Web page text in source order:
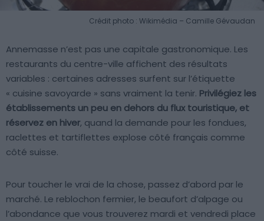
Crédit photo : Wikimédia – Camille Gévaudan
Annemasse n’est pas une capitale gastronomique. Les
restaurants du centre-ville affichent des résultats
variables : certaines adresses surfent sur l’étiquette
« cuisine savoyarde » sans vraiment la tenir. Privilégiez les
établissements un peu en dehors du flux touristique, et
réservez en hiver, quand la demande pour les fondues,
raclettes et tartiflettes explose côté français comme
côté suisse.
Pour toucher le vrai de la chose, passez d’abord par le
marché. Le reblochon fermier, le beaufort d’alpage ou
l’abondance que vous trouverez mardi et vendredi place